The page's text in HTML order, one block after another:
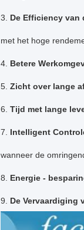
3. De Efficiency van
met het hoge
4. Betere
5. Zicht over lange
6. Tijd met lange
7. Intelligent
wanneer de
8. Energie -
9. De Vervaardiging